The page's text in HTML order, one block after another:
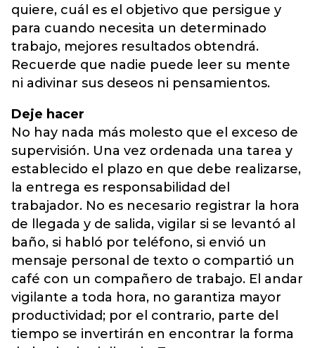
quiere, cuál es el objetivo que persigue y
para cuando necesita un determinado
trabajo, mejores resultados obtendrá.
Recuerde que nadie puede leer su mente
ni adivinar sus deseos ni pensamientos.
Deje hacer
No hay nada más molesto que el exceso de
supervisión. Una vez ordenada una tarea y
establecido el plazo en que debe realizarse,
la entrega es responsabilidad del
trabajador. No es necesario registrar la hora
de llegada y de salida, vigilar si se levantó al
baño, si habló por teléfono, si envió un
mensaje personal de texto o compartió un
café con un compañero de trabajo. El andar
vigilante a toda hora, no garantiza mayor
productividad; por el contrario, parte del
tiempo se invertirán en encontrar la forma